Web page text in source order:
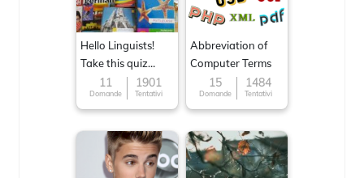
Hello Linguists!
Take this quiz
now!11
Domande
1901
Tentativi
Abbreviation of
Computer Terms
15
Domande
1484
Tentativi